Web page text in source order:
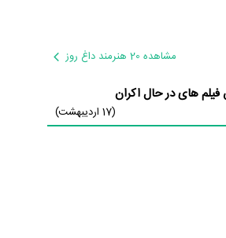
مشاهده 20 هنرمند داغ روز
های در حال اکران
(17 اردیبهشت)